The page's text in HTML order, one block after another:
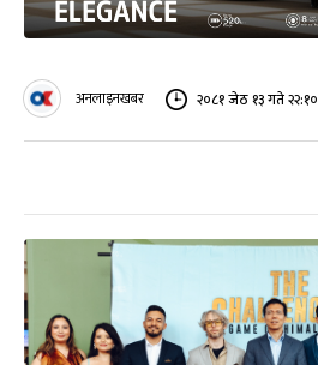
अनलाइनखबर २०८१ जेठ १३ गते २२:१०